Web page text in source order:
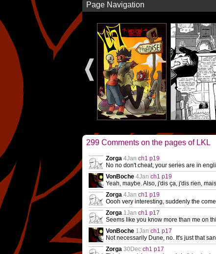
Page Navigation
299 Comments on the pages of LKL
Zorga 4Jan ch1 p19
No no don't cheat, your series are in
VonBoche 4Jan ch1 p19
Yeah, maybe. Also, j'dis ça, j'dis rien,
Zorga 4Jan ch1 p19
Oooh very interesting, suddenly the
Zorga 1Jan ch1 p17
Seems like you know more than me on
VonBoche 1Jan ch1 p17
Not necessarily Dune, no. It's just that
Zorga 30Dec ch1 p17